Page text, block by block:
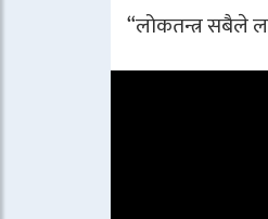
“लोकतन्त्र सबैले